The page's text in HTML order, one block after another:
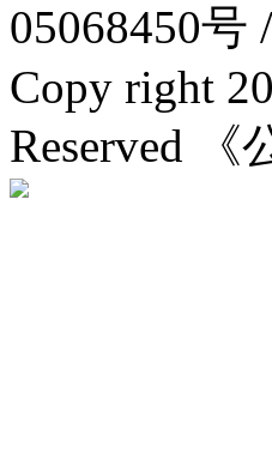
05068450号
Copy right
Reserved